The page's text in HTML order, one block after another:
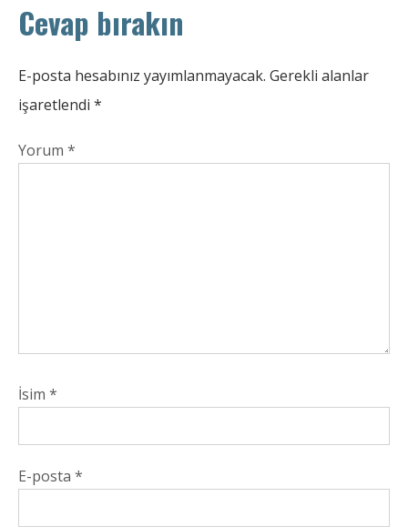
Cevap bırakın
E-posta hesabınız yayımlanmayacak. Gerekli alanlar
işaretlendi *
Yorum *
İsim *
E-posta *